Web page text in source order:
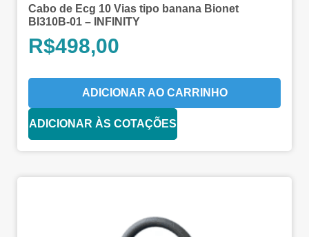
Cabo de Ecg 10 Vias tipo banana Bionet
BI310B-01 – INFINITY
R$498,00
ADICIONAR AO CARRINHO
ADICIONAR ÀS COTAÇÕES